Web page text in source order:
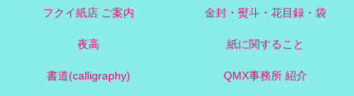
フクイ紙店 ご案内 金封・熨斗・花目録・袋
夜高 紙に関すること
書道(calligraphy) QMX事務所 紹介